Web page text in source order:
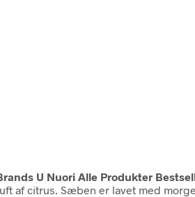
U Nuori Alle Produkter
af citrus. Sæben er lavet med